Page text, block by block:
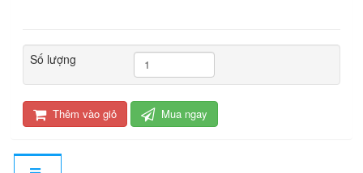
Số lượng
Thêm vào giỏ Mua ngay